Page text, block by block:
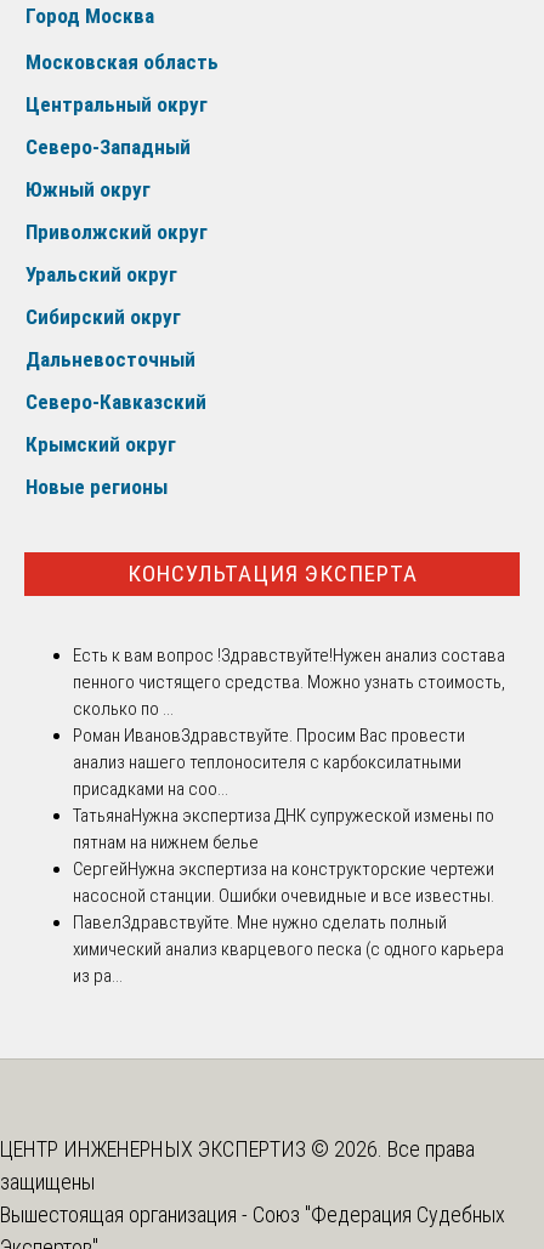
Город Москва
Московская область
Центральный округ
Северо-Западный
Южный округ
Приволжский округ
Уральский округ
Сибирский округ
Дальневосточный
Северо-Кавказский
Крымский округ
Новые регионы
КОНСУЛЬТАЦИЯ ЭКСПЕРТА
Есть к вам вопрос !Здравствуйте!Нужен анализ состава
пенного чистящего средства. Можно узнать стоимость,
сколько по ...
Роман ИвановЗдравствуйте. Просим Вас провести
анализ нашего теплоносителя с карбоксилатными
присадками на соо...
ТатьянаНужна экспертиза ДНК супружеской измены по
пятнам на нижнем белье
СергейНужна экспертиза на конструкторские чертежи
насосной станции. Ошибки очевидные и все известны.
ПавелЗдравствуйте. Мне нужно сделать полный
химический анализ кварцевого песка (с одного карьера
из ра...
ЦЕНТР ИНЖЕНЕРНЫХ ЭКСПЕРТИЗ © 2026. Все права
защищены
Вышестоящая организация - Союз "Федерация Судебных